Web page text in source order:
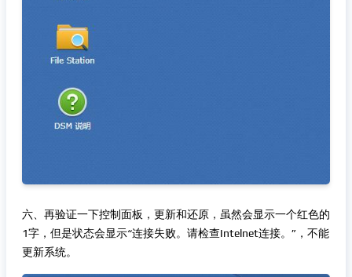
六、再验证一下控制面板，更新和还原，虽然会显示一个红色的
1字，但是状态会显示“连接失败。请检查Intelnet连接。”，不能
更新系统。